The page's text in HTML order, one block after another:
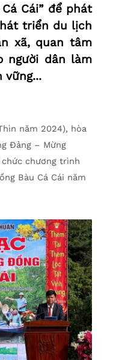
Cái” để phát
triển du lịch
xã, quan tâm
người dân làm
vững...
năm 2024), hòa
Đảng – Mừng
chức chương trình
Bàu Cá Cái năm